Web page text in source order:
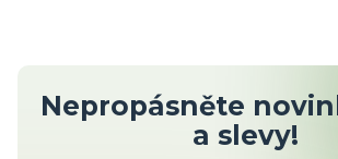
Nepropásněte
a slevy!